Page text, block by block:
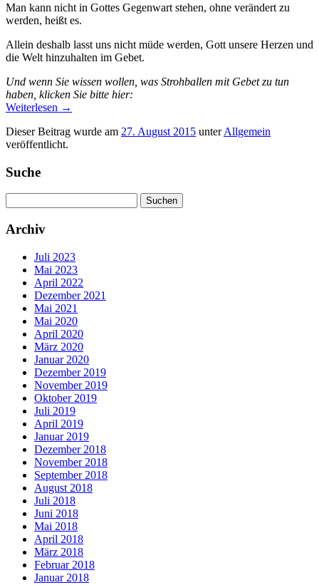
Man kann nicht in Gottes Gegenwart stehen, ohne verändert zu
werden, heißt es.
Allein deshalb lasst uns nicht müde werden, Gott unsere Herzen und
die Welt hinzuhalten im Gebet.
Und wenn Sie wissen wollen, was Strohballen mit Gebet zu tun
haben, klicken Sie bitte hier:
Weiterlesen →
Dieser Beitrag wurde am 27. August 2015 unterAllgemein
veröffentlicht.
Suche
nach:
Archiv
Juli 2023
Mai 2023
April 2022
Dezember 2021
Mai 2021
Mai 2020
April 2020
März 2020
Januar 2020
Dezember 2019
November 2019
Oktober 2019
Juli 2019
April 2019
Januar 2019
Dezember 2018
November 2018
September 2018
August 2018
Juli 2018
Juni 2018
Mai 2018
April 2018
März 2018
Februar 2018
Januar 2018